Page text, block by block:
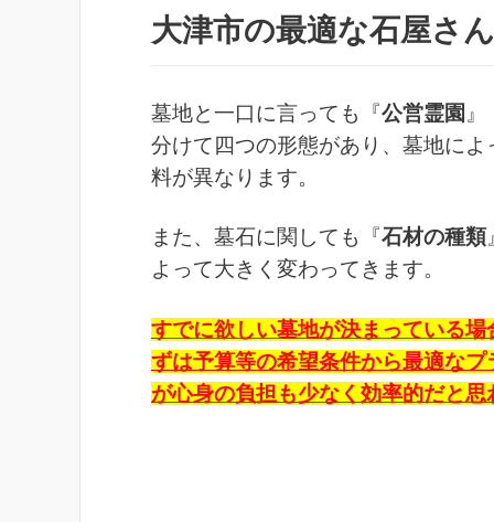
大津市の最適な石屋さ
墓地と一口に言っても『公営霊園 』
分けて四つの形態があり、墓地に
料が異なります。
また、墓石に関しても『石材の種類
よって大きく変わってきます。
すでに欲しい墓地が決まっている
ずは予算等の希望条件から最適な
が心身の負担も少なく効率的だと思